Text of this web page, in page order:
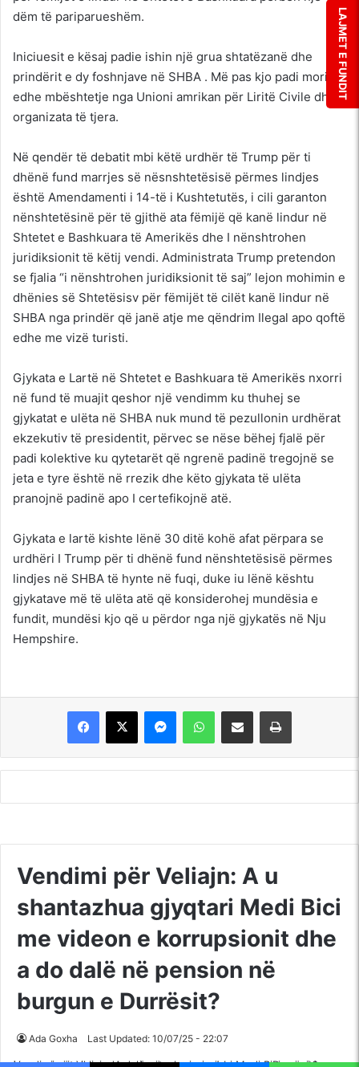
dëm të pariparueshëm.
Iniciuesit e kësaj padie ishin një grua shtatëzanë dhe
prindërit e dy foshnjave në SHBA . Më pas kjo padi mori
edhe mbështetje nga Unioni amrikan për Liritë Civile dhe
organizata të tjera.
Në qendër të debatit mbi këtë urdhër të Trump për ti
dhënë fund marrjes së nësnshtetësisë përmes lindjes
është Amendamenti i 14-të i Kushtetutës, i cili garanton
nënshtetësinë për të gjithë ata fëmijë që kanë lindur në
Shtetet e Bashkuara të Amerikës dhe I nënshtrohen
juridiksionit të këtij vendi. Administrata Trump pretendon
se fjalia “i nënshtrohen juridiksionit të saj” lejon mohimin e
dhënies së Shtetësisv për fëmijët të cilët kanë lindur në
SHBA nga prindër që janë atje me qëndrim Ilegal apo qoftë
edhe me vizë turisti.
Gjykata e Lartë në Shtetet e Bashkuara të Amerikës nxorri
në fund të muajit qeshor një vendimm ku thuhej se
gjykatat e ulëta në SHBA nuk mund të pezullonin urdhërat
ekzekutiv të presidentit, përvec se nëse bëhej fjalë për
padi kolektive ku qytetarët që ngrenë padinë tregojnë se
jeta e tyre është në rrezik dhe këto gjykata të ulëta
pranojnë padinë apo I certefikojnë atë.
Gjykata e lartë kishte lënë 30 ditë kohë afat përpara se
urdhëri I Trump për ti dhënë fund nënshtetësisë përmes
lindjes në SHBA të hynte në fuqi, duke iu lënë kështu
gjykatave më të ulëta atë që konsiderohej mundësia e
fundit, mundësi kjo që u përdor nga një gjykatës në Nju
Hempshire.
LAJMET E FUNDIT